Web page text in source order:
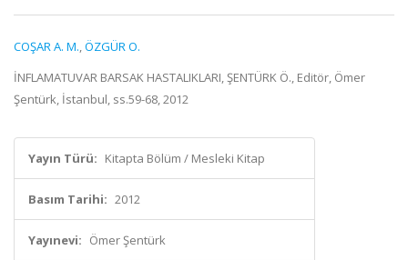
COŞAR A. M.,ÖZGÜR O.
İNFLAMATUVAR BARSAK HASTALIKLARI, ŞENTÜRK Ö., Editör, Ömer
Şentürk, İstanbul, ss.59-68, 2012
Yayın Türü: Kitapta Bölüm / Mesleki Kitap
Basım Tarihi: 2012
Yayınevi: Ömer Şentürk